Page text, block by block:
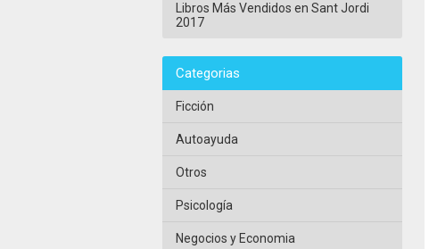
Libros Más Vendidos en Sant Jordi
2017
Categorias
Ficción
Autoayuda
Otros
Psicología
Negocios y Economia